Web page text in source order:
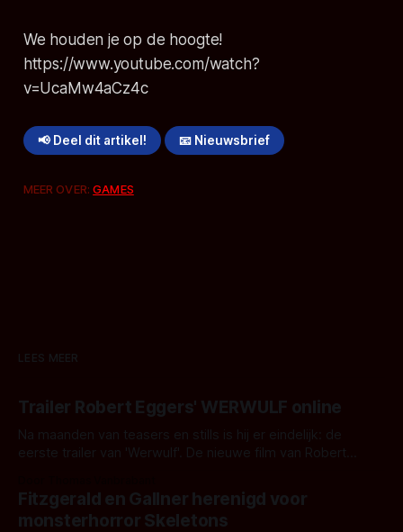
We houden je op de hoogte!
https://www.youtube.com/watch?
v=UcaMw4aCz4c
📢 Deel dit artikel! 📧 Nieuwsbrief
MEER OVER:GAMES
LEES MEER
Trailer Robert Eggers' WERWULF online
Na maanden van teasers en stills is hij er eindelijk: de
eerste trailer van 'Werwulf'. De nieuwe film van Robert
kille stijl vol folklore en mythe. Het topic deze keer is (kon
het het al raden?)... de weerwolf. Kijk je mee?
Fitzgerald en Gallner herenigd voor
monsterhorror Skeletons